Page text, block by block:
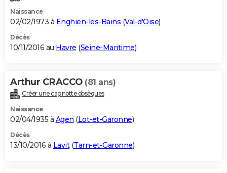
Naissance
02/02/1973 à Enghien-les-Bains (Val-d'Oise)
Décès
10/11/2016 au Havre (Seine-Maritime)
Arthur CRACCO (81 ans)
Créer une cagnotte obsèques
Naissance
02/04/1935 à Agen (Lot-et-Garonne)
Décès
13/10/2016 à Lavit(Tarn-et-Garonne)